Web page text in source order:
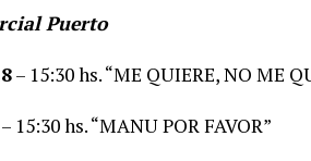
Puerto
– 15:30 hs. “ME QUIERE, NO ME
– 15:30 hs. “MANU POR FAVOR”